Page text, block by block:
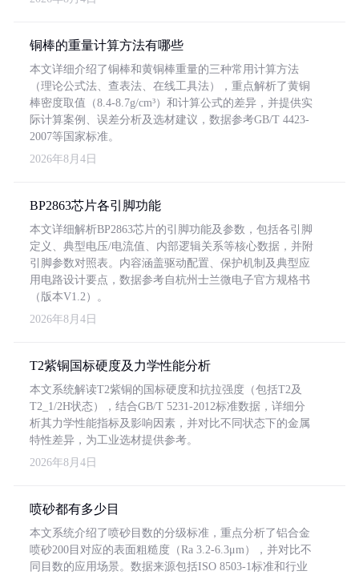
铜棒的重量计算方法有哪些
本文详细介绍了铜棒和黄铜棒重量的三种常用计算方法
（理论公式法、查表法、在线工具法），重点解析了黄铜
棒密度取值（8.4-8.7g/cm³）和计算公式的差异，并提供实
际计算案例、误差分析及选材建议，数据参考GB/T 4423-
2007等国家标准。
2026年8月4日
BP2863芯片各引脚功能
本文详细解析BP2863芯片的引脚功能及参数，包括各引脚
定义、典型电压/电流值、内部逻辑关系等核心数据，并附
引脚参数对照表。内容涵盖驱动配置、保护机制及典型应
用电路设计要点，数据参考自杭州士兰微电子官方规格书
（版本V1.2）。
2026年8月4日
T2紫铜国标硬度及力学性能分析
本文系统解读T2紫铜的国标硬度和抗拉强度（包括T2及
T2_1/2H状态），结合GB/T 5231-2012标准数据，详细分
析其力学性能指标及影响因素，并对比不同状态下的金属
特性差异，为工业选材提供参考。
2026年8月4日
喷砂都有多少目
本文系统介绍了喷砂目数的分级标准，重点分析了铝合金
喷砂200目对应的表面粗糙度（Ra 3.2-6.3μm），并对比不
同目数的应用场景。数据来源包括ISO 8503-1标准和行业